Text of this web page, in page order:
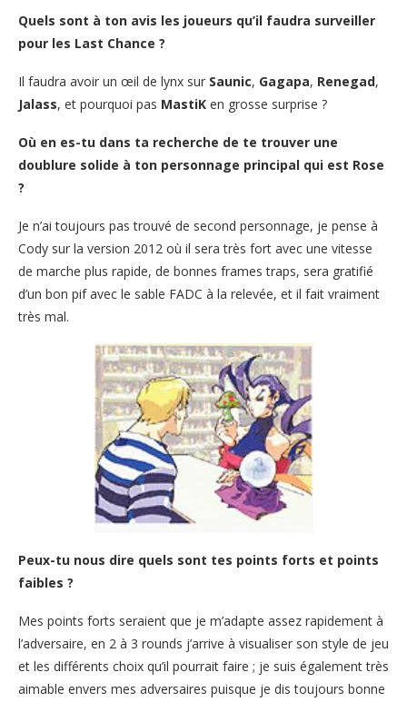
Quels sont à ton avis les joueurs qu’il faudra surveiller
pour les Last Chance ?
Il faudra avoir un œil de lynx sur Saunic, Gagapa, Renegad,
Jalass, et pourquoi pas MastiK en grosse surprise ?
Où en es-tu dans ta recherche de te trouver une
doublure solide à ton personnage principal qui est Rose
?
Je n’ai toujours pas trouvé de second personnage, je pense à
Cody sur la version 2012 où il sera très fort avec une vitesse
de marche plus rapide, de bonnes frames traps, sera gratifié
d’un bon pif avec le sable FADC à la relevée, et il fait vraiment
très mal.
Peux-tu nous dire quels sont tes points forts et points
faibles ?
Mes points forts seraient que je m’adapte assez rapidement à
l’adversaire, en 2 à 3 rounds j’arrive à visualiser son style de jeu
et les différents choix qu’il pourrait faire ; je suis également très
aimable envers mes adversaires puisque je dis toujours bonne